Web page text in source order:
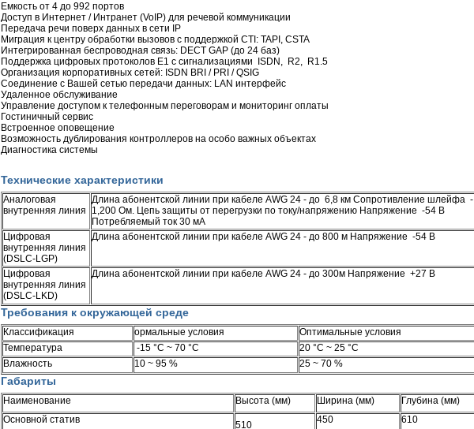
Емкость от 4 до 992 портов
Доступ в Интернет / Интранет (VoIP) для речевой коммуникации
Передача речи поверх данных в сети IP
Миграция к центру обработки вызовов с поддержкой CTI: TAPI, CSTA
Интегрированная беспроводная связь: DECT GAP (до 24 баз)
Поддержка цифровых протоколов Е1 с сигнализациями ISDN, R2, R1.5
Организация корпоративных сетей: ISDN BRI / PRI / QSIG
Соединение с Вашей сетью передачи данных: LAN интерфейс
Удаленное обслуживание
Управление доступом к телефонным переговорам и мониторинг оплаты
Гостиничный сервис
Встроенное оповещение
Возможность дублирования контроллеров на особо важных объектах
Диагностика системы
Технические характеристики
Аналоговая
внутренняя линия
Длина абонентской линии при кабеле AWG 24 - до 6,8 км Сопротивление шлейфа -
1,200 Ом. Цепь защиты от перегрузки по току/напряжению Напряжение -54 В
Потребляемый ток 30 мА
Цифровая
внутренняя линия
(DSLC-LGP)
Длина абонентской линии при кабеле AWG 24 - до 800 м Напряжение -54 В
Цифровая
внутренняя линия
(DSLC-LKD)
Длина абонентской линии при кабеле AWG 24 - до 300м Напряжение +27 В
Требования к окружающей среде
Классификация ормальные условия
Оптимальные условия
Температура
-15 °С ~ 70 °С
20 °С ~ 25 °С
Влажность
10 ~ 95 % 25 ~ 70 %
Габариты
Наименование Высота (мм) Ширина (мм)
Глубина (мм)
Основной статив
510 450 610